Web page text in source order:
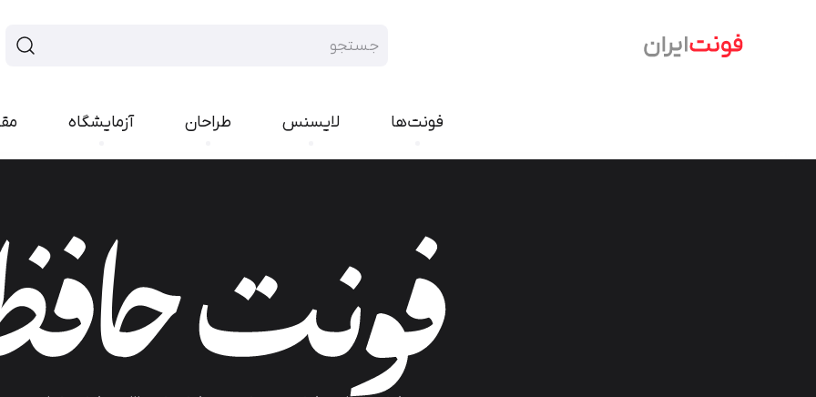
فونت‌ها
آریا
تحریر
ایران شارپ
نورا
شور
لحظه
مربع
کوک
مدام
لایسنس طراحان آزمایشگاه